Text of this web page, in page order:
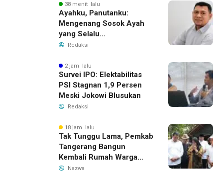
38 menit lalu
Ayahku, Panutanku:
Mengenang Sosok Ayah
yang Selalu
Membersamaiku
Redaksi
2 jam lalu
Survei IPO: Elektabilitas
PSI Stagnan 1,9 Persen
Meski Jokowi Blusukan
Redaksi
18 jam lalu
Tak Tunggu Lama, Pemkab
Tangerang Bangun
Kembali Rumah Warga
yang Roboh Akibat Puting
Nazwa